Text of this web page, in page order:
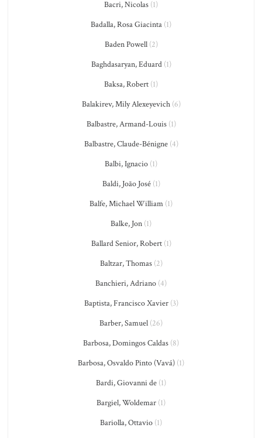
Bacri, Nicolas (1)
Badalla, Rosa Giacinta (1)
Baden Powell(2)
Baghdasaryan, Eduard(1)
Baksa, Robert (1)
Balakirev, Mily Alexeyevich(6)
Balbastre, Armand-Louis(1)
Balbastre, Claude-Bénigne(4)
Balbi, Ignacio (1)
Baldi, João José(1)
Balfe, Michael William (1)
Balke, Jon (1)
Ballard Senior, Robert(1)
Baltzar, Thomas(2)
Banchieri, Adriano (4)
Baptista, Francisco Xavier(3)
Barber, Samuel (26)
Barbosa, Domingos Caldas (8)
Barbosa, Osvaldo Pinto (Vavá) (1)
Bardi, Giovanni de (1)
Bargiel, Woldemar (1)
Bariolla, Ottavio (1)